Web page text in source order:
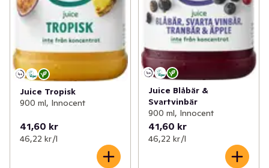
Juice Tropisk
900 ml, Innocent
41,60 kr
46,22 kr /l
Juice Blåbär &
Svartvinbär
900 ml, Innocent
41,60 kr
46,22 kr /l